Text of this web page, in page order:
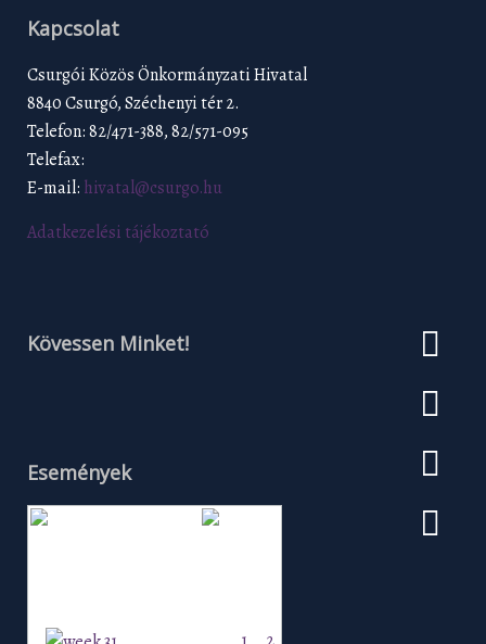
Kapcsolat
Csurgói Közös Önkormányzati Hivatal
8840 Csurgó, Széchenyi tér 2.
Telefon: 82/471-388, 82/571-095
Telefax:
E-mail: hivatal@csurgo.hu
Adatkezelési tájékoztató
Kövessen Minket!
Események